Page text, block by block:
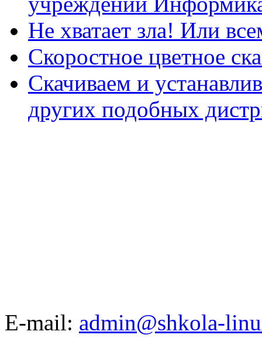
Не хватает зла! Или
Скоростное цветное
Скачиваем и
других подобных
E-mail: admin@shkola-